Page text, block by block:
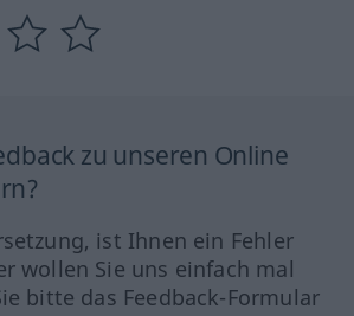
zu unseren Online
ist Ihnen ein Fehler
wollen Sie uns einfach mal
bitte das Feedback-Formular